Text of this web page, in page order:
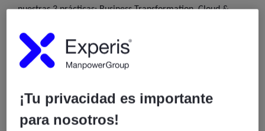
nuestras 3 prácticas: Business Transformation, Cloud &
combinamos nuestras soluciones tecnológicas con las
habilidades más demandadas del mercado. Además,
proporcionamos formación especializada asociada a las
plantilla de más de 1.800 profesionales especializados en IT
en España y presencia internacional en 54 países.
¡Tu privacidad es importante
para nosotros!